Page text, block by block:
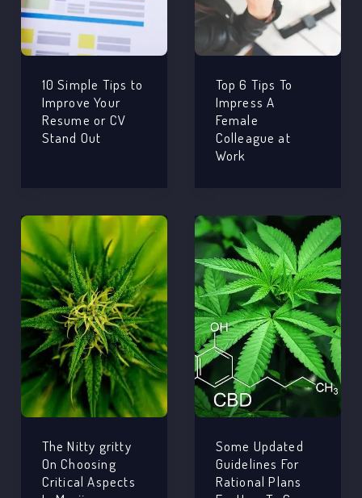
10 Simple Tips to
Improve Your
Resume or CV
Stand Out
Top 6 Tips To
Impress A
Female
Colleague at
Work
The Nitty gritty
On Choosing
Critical Aspects
Some Updated
Guidelines For
Rational Plans